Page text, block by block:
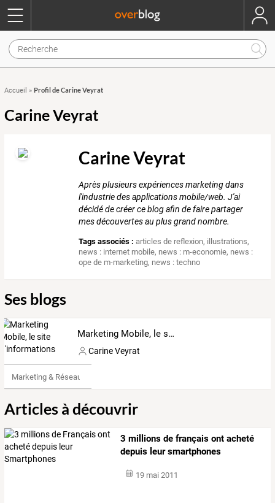
Accueil » Profil de Carine Veyrat
Carine Veyrat
Carine Veyrat
Après plusieurs expériences marketing dans
l'industrie des applications mobile/web. J'ai
décidé de créer ce blog afin de faire partager
mes découvertes au plus grand nombre.
Tags associés : articles de reflexion, illustrations,
news : internet mobile, news : m-economie, news :
ope de m-marketing, news : techno
Ses blogs
Marketing Mobile, le site d'informations
Carine Veyrat
Marketing & Réseaux Sociaux
Articles à découvrir
3 millions de français ont acheté
depuis leur smartphones
19 mai 2011